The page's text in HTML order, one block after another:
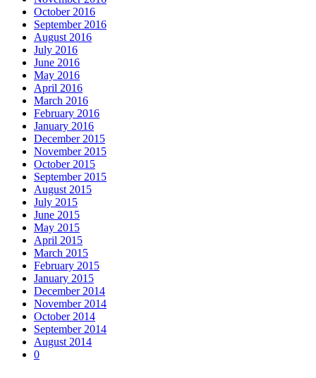
October 2016
September 2016
August 2016
July 2016
June 2016
May 2016
April 2016
March 2016
February 2016
January 2016
December 2015
November 2015
October 2015
September 2015
August 2015
July 2015
June 2015
May 2015
April 2015
March 2015
February 2015
January 2015
December 2014
November 2014
October 2014
September 2014
August 2014
0